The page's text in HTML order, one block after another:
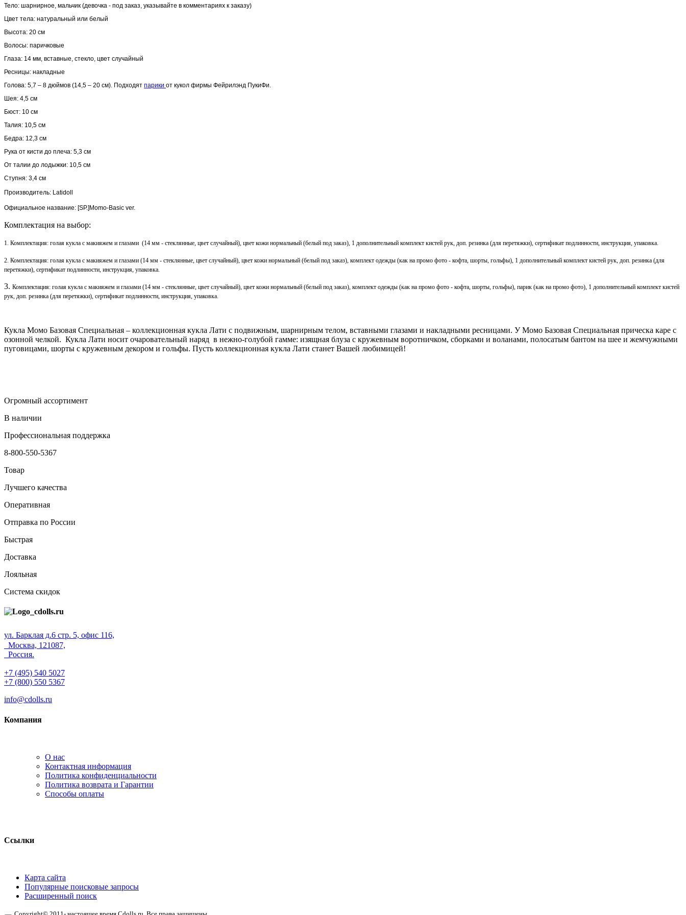
Тело: шарнирное, мальчик (девочка - под заказ, указывайте в комментариях к заказу)
Цвет тела: натуральный или белый
Высота: 20 см
Волосы: паричковые
Глаза: 14 мм, вставные, стекло, цвет случайный
Ресницы: накладные
Голова: 5,7 – 8 дюймов (14,5 – 20 см). Подходят парики от кукол фирмы Фейрилэнд ПукиФи.
Шея: 4,5 см
Бюст: 10 см
Талия: 10,5 см
Бедра: 12,3 см
Рука от кисти до плеча: 5,3 см
От талии до лодыжки: 10,5 см
Ступня: 3,4 см
Производитель: Latidoll
Официальное название: [SP.]Momo-Basic ver.
Комплектация на выбор:
1. Комплектация: голая кукла с макияжем и глазами (14 мм - стеклянные, цвет случайный), цвет кожи нормальный (белый под заказ), 1 дополнительный комплект кистей рук, доп. резинка (для перетяжки), сертификат подлинности, инструкция, упаковка.
2. Комплектация: голая кукла с макияжем и глазами (14 мм - стеклянные, цвет случайный), цвет кожи нормальный (белый под заказ), комплект одежды (как на промо фото - кофта, шорты, гольфы), 1 дополнительный комплект кистей рук, доп. резинка (для
перетяжки), сертификат подлинности, инструкция, упаковка.
3. Комплектация: голая кукла с макияжем и глазами (14 мм - стеклянные, цвет случайный), цвет кожи нормальный (белый под заказ), комплект одежды (как на промо фото - кофта, шорты, гольфы), парик (как на промо фото) , 1 дополнительный комплект кистей
рук, доп. резинка (для перетяжки), сертификат подлинности, инструкция, упаковка.
Кукла Момо Базовая Специальная – коллекционная кукла Лати с подвижным, шарнирным телом, вставными глазами и накладными ресницами. У Момо Базовая Специальная прическа каре с
озонной челкой. Кукла Лати носит очаровательный наряд в нежно-голубой гамме: изящная блуза с кружевным воротничком, сборками и воланами, полосатым бантом на шее и жемчужными
пуговицами, шорты с кружевным декором и гольфы. Пусть коллекционная кукла Лати станет Вашей любимицей!
Огромный ассортимент
В наличии
Профессиональная поддержка
8-800-550-5367
Товар
Лучшего качества
Оперативная
Отправка по России
Быстрая
Доставка
Лояльная
Система скидок
ул. Барклая д.6 стр. 5, офис 116,
Москва, 121087,
Россия.
+7 (495) 540 5027
+7 (800) 550 5367
info@cdolls.ru
Компания
О нас
Контактная информация
Политика конфиденциальности
Политика возврата и Гарантии
Способы оплаты
Ссылки
Карта сайта
Популярные поисковые запросы
Расширенный поиск